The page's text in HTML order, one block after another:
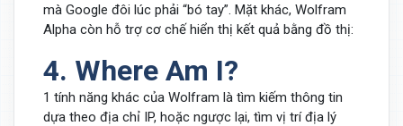
mà Google đôi lúc phải “bó tay”. Mặt khác, Wolfram
Alpha còn hỗ trợ cơ chế hiển thị kết quả bằng đồ thị:
4. Where Am I?
1 tính năng khác của Wolfram là tìm kiếm thông tin
dựa theo địa chỉ IP, hoặc ngược lại, tìm vị trí địa lý